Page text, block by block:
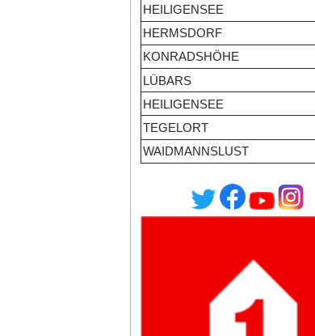
HEILIGENSEE
HERMSDORF
KONRADSHÖHE
LÜBARS
HEILIGENSEE
TEGELORT
WAIDMANNSLUST